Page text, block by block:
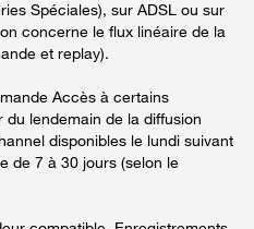
Spéciales), sur ADSL ou sur
concerne le flux linéaire de la
et replay).
Accès à certains
du lendemain de la diffusion
disponibles le lundi suivant
de 7 à 30 jours (selon le